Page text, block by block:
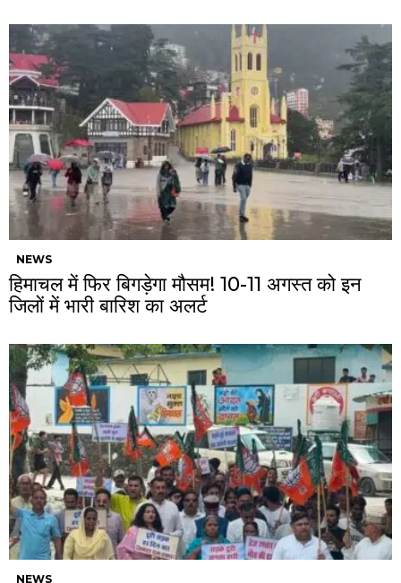
NEWS
हिमाचल में फिर बिगड़ेगा मौसम! 10-11 अगस्त को इन
जिलों में भारी बारिश का अलर्ट
NEWS